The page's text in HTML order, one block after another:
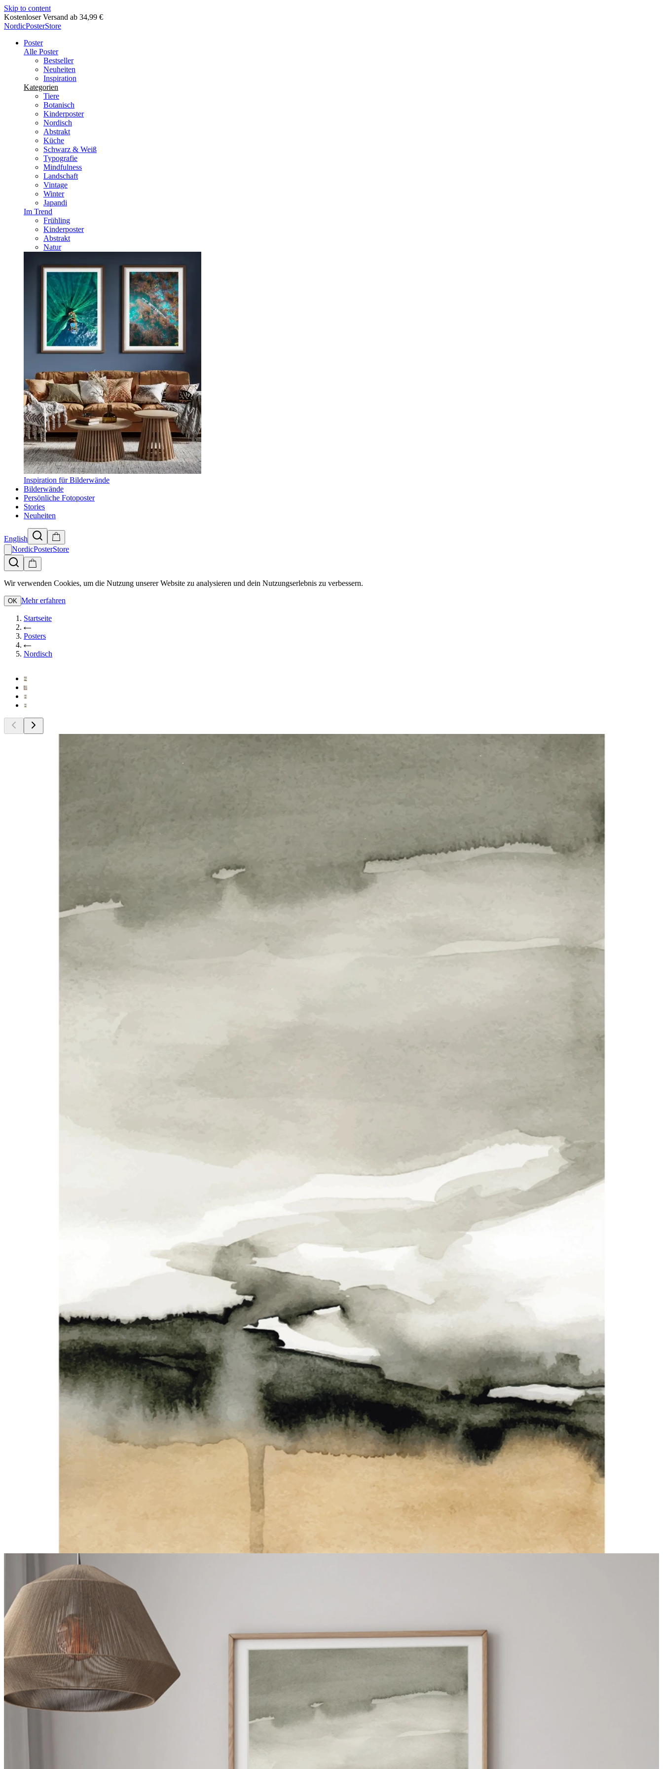
Skip to content
Lieferung in 2-5 Werktagen
NordicPosterStore
Poster
Alle Poster
Bestseller
Neuheiten
Inspiration
Kategorien
Tiere
Botanisch
Kinderposter
Nordisch
Abstrakt
Küche
Schwarz & Weiß
Typografie
Mindfulness
Landschaft
Vintage
Winter
Japandi
Im Trend
Frühling
Kinderposter
Abstrakt
Natur
Inspiration für Bilderwände
Bilderwände
Persönliche Fotoposter
Stories
Neuheiten
English
NordicPosterStore
Wir verwenden Cookies, um die Nutzung unserer Website zu analysieren und dein Nutzungserlebnis zu verbessern.
OK Mehr erfahren
Startseite
Posters
Nordisch